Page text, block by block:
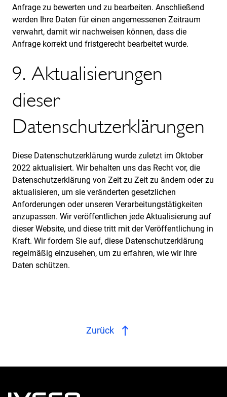
Anfrage zu bewerten und zu bearbeiten. Anschließend
werden Ihre Daten für einen angemessenen Zeitraum
verwahrt, damit wir nachweisen können, dass die
Anfrage korrekt und fristgerecht bearbeitet wurde.
9. Aktualisierungen
dieser
Datenschutzerklärungen
Diese Datenschutzerklärung wurde zuletzt im Oktober
2022 aktualisiert. Wir behalten uns das Recht vor, die
Datenschutzerklärung von Zeit zu Zeit zu ändern oder zu
aktualisieren, um sie veränderten gesetzlichen
Anforderungen oder unseren Verarbeitungstätigkeiten
anzupassen. Wir veröffentlichen jede Aktualisierung auf
dieser Website, und diese tritt mit der Veröffentlichung in
Kraft. Wir fordern Sie auf, diese Datenschutzerklärung
regelmäßig einzusehen, um zu erfahren, wie wir Ihre
Daten schützen.
Zurück